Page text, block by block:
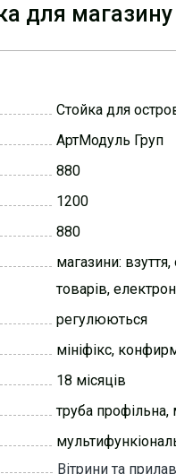
для
Стойка для
АртМодуль Груп
880
1200
880
магазини:
товарів,
регулюються
мініфікс,
18 місяців
труба
Вітрини та